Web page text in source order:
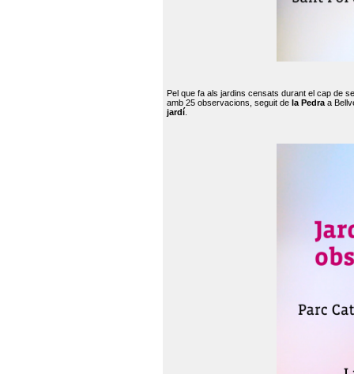
Pel que fa als jardins censats durant el cap de
amb 25 observacions, seguit de la Pedra a
jardí